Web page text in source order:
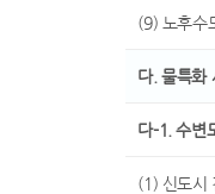
(9) 노후수
다. 물특화
다-1. 수변
(1) 신도시